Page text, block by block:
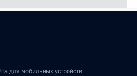
для мобильных устройств